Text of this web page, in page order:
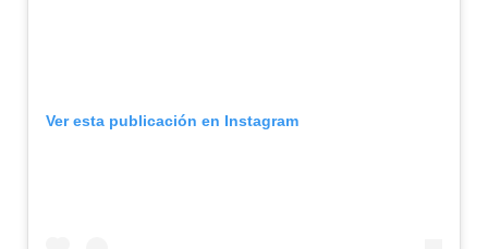
Ver esta publicación en Instagram